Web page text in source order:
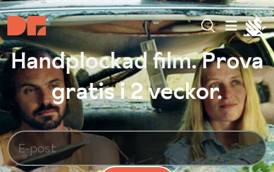
Handplockad film. Prova
gratis i 2 veckor.